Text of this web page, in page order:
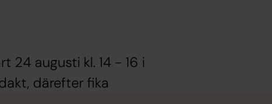
24 augusti kl. 14 - 16 i
därefter fika